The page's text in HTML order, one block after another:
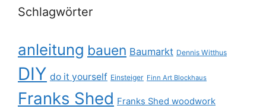
Schlagwörter
anleitung bauen Baumarkt Dennis Witthus
DIY do it yourself Einsteiger Finn Art Blockhaus
Franks Shed Franks Shed woodwork